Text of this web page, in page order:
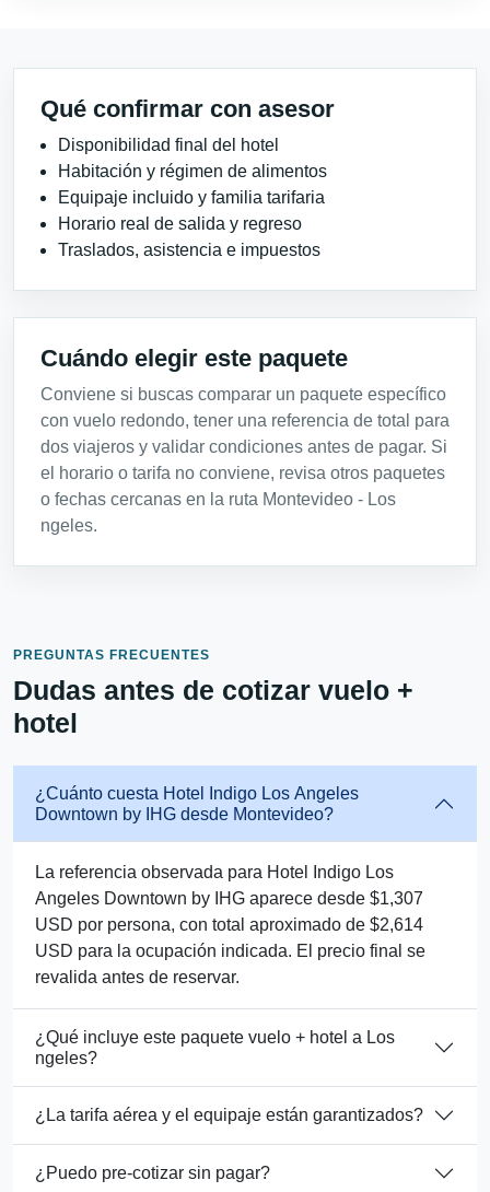
Qué confirmar con asesor
Disponibilidad final del hotel
Habitación y régimen de alimentos
Equipaje incluido y familia tarifaria
Horario real de salida y regreso
Traslados, asistencia e impuestos
Cuándo elegir este paquete
Conviene si buscas comparar un paquete específico
con vuelo redondo, tener una referencia de total para
dos viajeros y validar condiciones antes de pagar. Si
el horario o tarifa no conviene, revisa otros paquetes
o fechas cercanas en la ruta Montevideo - Los
ngeles.
PREGUNTAS FRECUENTES
Dudas antes de cotizar vuelo +
hotel
¿Cuánto cuesta Hotel Indigo Los Angeles
Downtown by IHG desde Montevideo?
La referencia observada para Hotel Indigo Los
Angeles Downtown by IHG aparece desde $1,307
USD por persona, con total aproximado de $2,614
USD para la ocupación indicada. El precio final se
revalida antes de reservar.
¿Qué incluye este paquete vuelo + hotel a Los
ngeles?
¿La tarifa aérea y el equipaje están garantizados?
¿Puedo pre-cotizar sin pagar?